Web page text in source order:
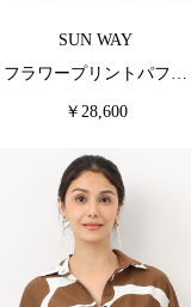
SUN WAY
フラワープリントパフ…
￥28,600